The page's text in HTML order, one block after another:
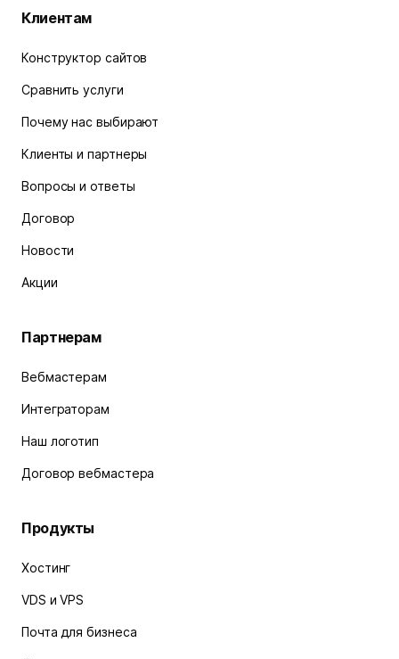
Клиентам
Конструктор сайтов
Сравнить услуги
Почему нас выбирают
Клиенты и партнеры
Вопросы и ответы
Договор
Новости
Акции
Партнерам
Вебмастерам
Интеграторам
Наш логотип
Договор вебмастера
Продукты
Хостинг
VDS и VPS
Почта для бизнеса